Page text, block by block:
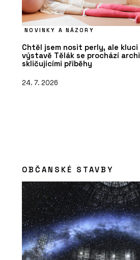
NOVINKY A NÁZORY
Chtěl jsem nosit perly, ale kluci
výstavě Tělák se prochází
skličujícími příběhy
24. 7. 2026
OBČANSKÉ STAVBY